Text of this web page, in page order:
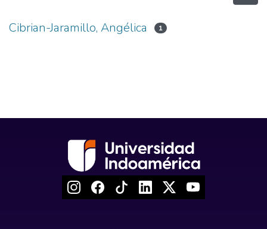
Cibrian-Jaramillo, Angélica 1